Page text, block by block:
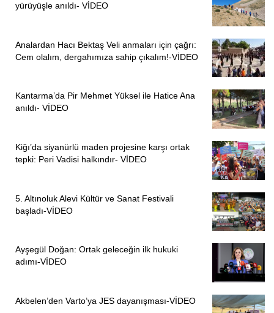
yürüyüşle anıldı- VİDEO
Analardan Hacı Bektaş Veli anmaları için çağrı:
Cem olalım, dergahımıza sahip çıkalım!-VİDEO
Kantarma’da Pir Mehmet Yüksel ile Hatice Ana
anıldı- VİDEO
Kiğı’da siyanürlü maden projesine karşı ortak
tepki: Peri Vadisi halkındır- VİDEO
5. Altınoluk Alevi Kültür ve Sanat Festivali
başladı-VİDEO
Ayşegül Doğan: Ortak geleceğin ilk hukuki
adımı-VİDEO
Akbelen’den Varto’ya JES dayanışması-VİDEO